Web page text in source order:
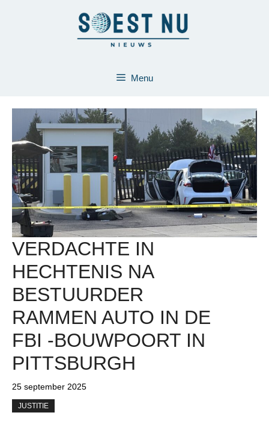
Menu
VERDACHTE IN
HECHTENIS NA
BESTUURDER
RAMMEN AUTO IN DE
FBI -BOUWPOORT IN
PITTSBURGH
25 september 2025
JUSTITIE